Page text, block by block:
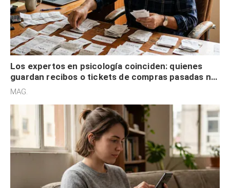
Los expertos en psicología coinciden: quienes
guardan recibos o tickets de compras pasadas no
son acumuladores, sino que tienen necesidad de
MAG.